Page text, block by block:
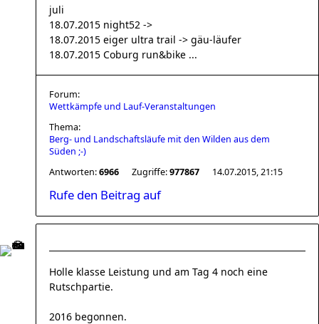
juli
18.07.2015 night52 ->
18.07.2015 eiger ultra trail -> gäu-läufer
18.07.2015 Coburg run&bike ...
Forum:
Wettkämpfe und Lauf-Veranstaltungen
Thema:
Berg- und Landschaftsläufe mit den Wilden aus dem
Süden ;-)
Antworten:6966 Zugriffe:977867 14.07.2015, 21:15
Rufe den Beitrag auf
Holle klasse Leistung und am Tag 4 noch eine
Rutschpartie.
2016 begonnen.